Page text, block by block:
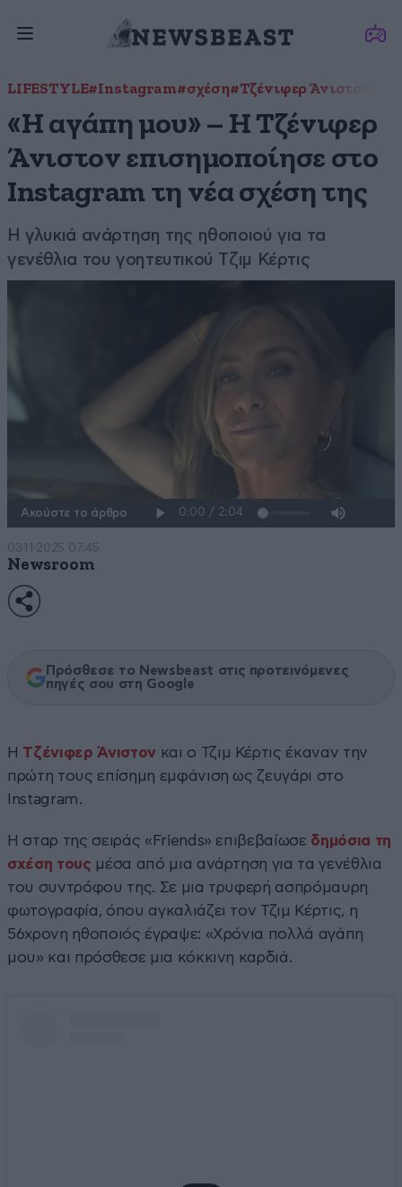
LIFESTYLE#Instagram#σχέση#Τζένιφερ Άνιστον
«Η αγάπη μου» – Η Τζένιφερ
Άνιστον επισημοποίησε στο
Instagram τη νέα σχέση της
Η γλυκιά ανάρτηση της ηθοποιού για τα
γενέθλια του γοητευτικού Τζιμ Κέρτις
Ακούστε το άρθρο
03·11·2025 07:45
Newsroom
Πρόσθεσε το Newsbeast στις προτεινόμενες
πηγές σου στη Google
Η Τζένιφερ Άνιστονκαι ο Τζιμ Κέρτις έκαναν την
πρώτη τους επίσημη εμφάνιση ως ζευγάρι στο
Instagram.
Η σταρ της σειράς «Friends» επιβεβαίωσε δημόσια τη
σχέση τους μέσα από μια ανάρτηση για τα γενέθλια
του συντρόφου της. Σε μια τρυφερή ασπρόμαυρη
φωτογραφία, όπου αγκαλιάζει τον Τζιμ Κέρτις, η
56χρονη ηθοποιός έγραψε: «Χρόνια πολλά αγάπη
μου» και πρόσθεσε μια κόκκινη καρδιά.